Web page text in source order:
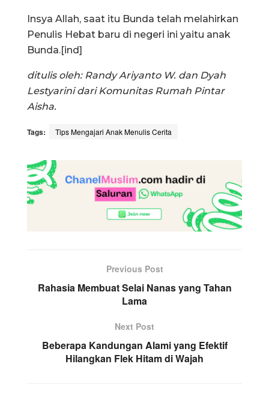
Insya Allah, saat itu Bunda telah melahirkan
Penulis Hebat baru di negeri ini yaitu anak
Bunda.[ind]
ditulis oleh: Randy Ariyanto W. dan Dyah
Lestyarini dari Komunitas Rumah Pintar
Aisha.
Tags: Tips Mengajari Anak Menulis Cerita
Previous Post
Rahasia Membuat Selai Nanas yang Tahan
Lama
Next Post
Beberapa Kandungan Alami yang Efektif
Hilangkan Flek Hitam di Wajah